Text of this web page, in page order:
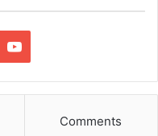
YouTube
Comments